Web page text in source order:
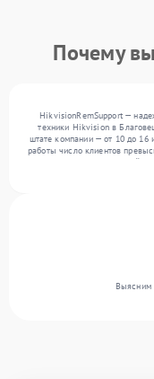
Почему
HikvisionRemSupport —
техники Hikvision в
штате компании — от 10 до 16
работы число клиентов
Ежемесячно в сервисный
работаем с широким
Выясним